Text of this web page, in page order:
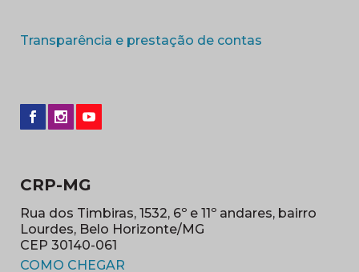
Transparência e prestação de contas
CRP-MG
Rua dos Timbiras, 1532, 6º e 11º andares, bairro
Lourdes, Belo Horizonte/MG
CEP 30140-061
COMO CHEGAR